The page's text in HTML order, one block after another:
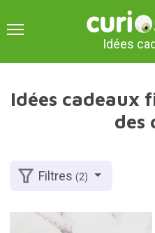
Idées
Idées cadeaux
des
Filtres(2)